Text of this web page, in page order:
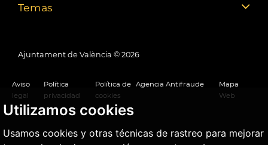
Utilizamos cookies
Usamos cookies y otras técnicas de rastreo para mejorar
Temas
Ajuntament de València © 2026
Aviso
legal
Política
privacidad
Política de
cookies
Agencia Antifraude
Mapa
Web